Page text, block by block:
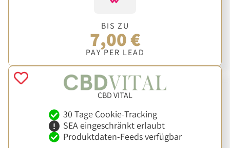
BIS ZU
7,00 €
PAY PER LEAD
CBD VITAL
30 Tage Cookie-Tracking
SEA eingeschränkt erlaubt
Produktdaten-Feeds verfügbar